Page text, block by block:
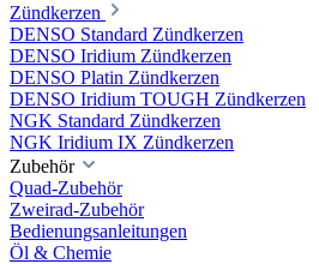
Zündkerzen
DENSO Standard Zündkerzen
DENSO Iridium Zündkerzen
DENSO Platin Zündkerzen
DENSO Iridium TOUGH Zündkerzen
NGK Standard Zündkerzen
NGK Iridium IX Zündkerzen
Zubehör
Quad-Zubehör
Zweirad-Zubehör
Bedienungsanleitungen
Öl & Chemie